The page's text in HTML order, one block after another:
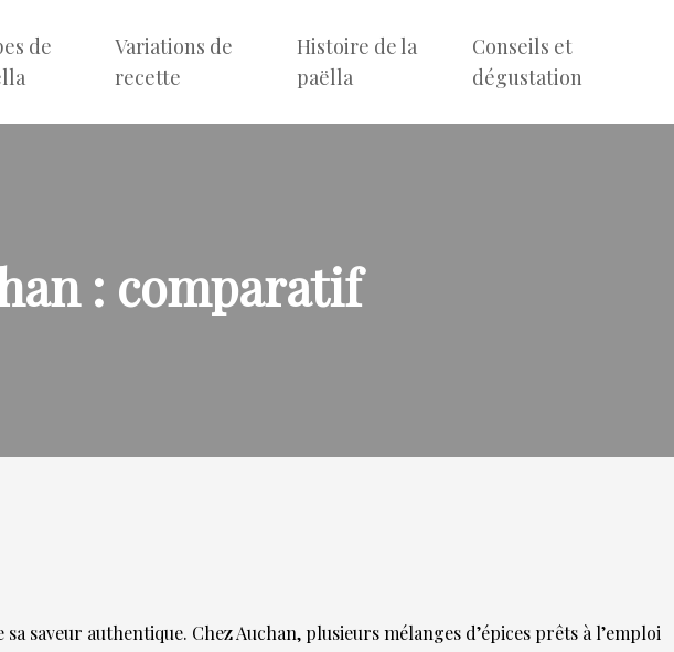
de
Variations de
recette
Histoire de la
paëlla
Conseils et
dégustation
: comparatif
saveur authentique. Chez Auchan, plusieurs mélanges d’épices prêts à l’emploi